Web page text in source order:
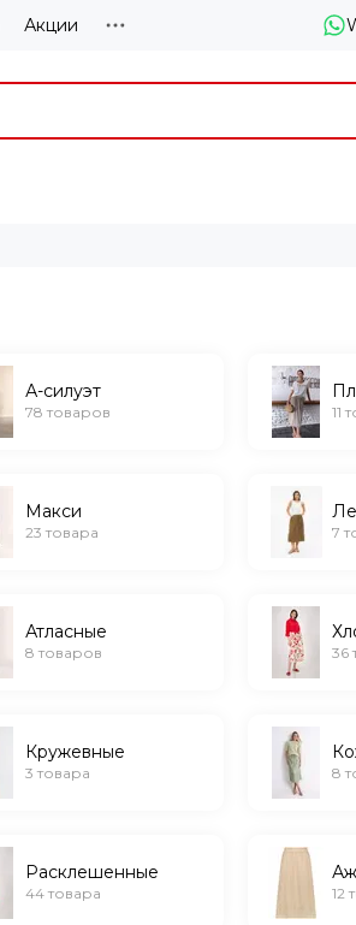
Акции
А-силуэт
78 товаров 11
Макси
23 товара 7
Атласные
8 товаров 36
Кружевные
3 товара 8
Расклешенные
44 товара 12